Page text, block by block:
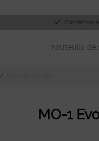
Connection
Fauteuils de
MO-1